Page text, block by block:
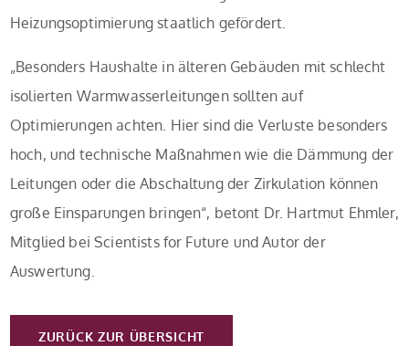
Heizungsoptimierung staatlich gefördert.
„Besonders Haushalte in älteren Gebäuden mit schlecht
isolierten Warmwasserleitungen sollten auf
Optimierungen achten. Hier sind die Verluste besonders
hoch, und technische Maßnahmen wie die Dämmung der
Leitungen oder die Abschaltung der Zirkulation können
große Einsparungen bringen“, betont Dr. Hartmut Ehmler,
Mitglied bei Scientists for Future und Autor der
Auswertung.
ZURÜCK ZUR ÜBERSICHT